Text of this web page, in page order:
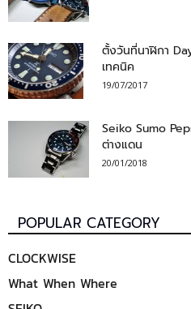
ตั้งวันที่นาฬิกา
เทคนิค
19/07/2017
Seiko Sumo
ต่างแดน
20/01/2018
POPULAR CATEGORY
CLOCKWISE
What When Where